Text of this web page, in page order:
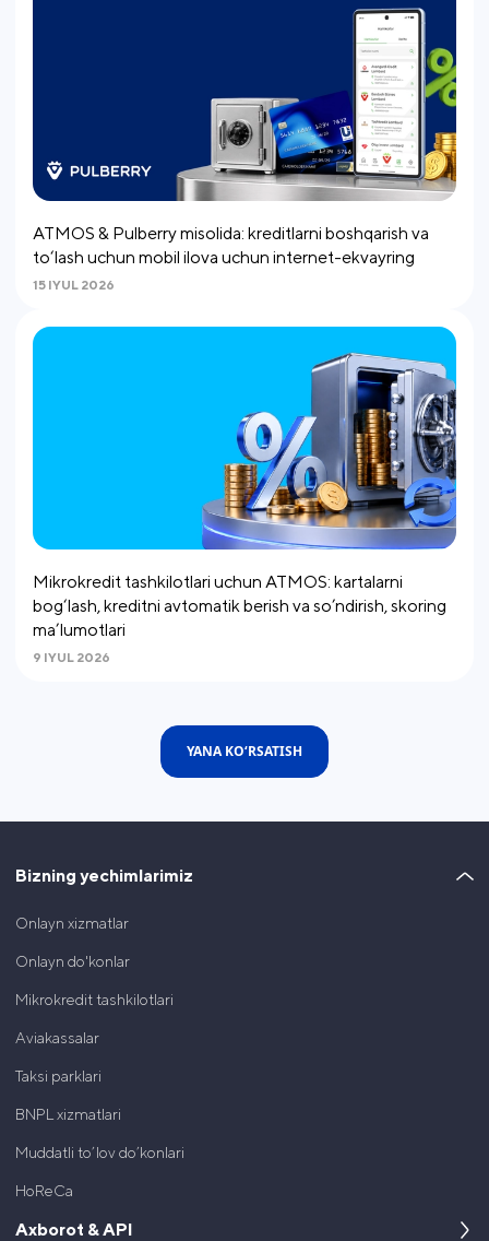
ATMOS & Pulberry misolida: kreditlarni boshqarish va
to‘lash uchun mobil ilova uchun internet-ekvayring
15 IYUL 2026
Mikrokredit tashkilotlari uchun ATMOS: kartalarni
bog‘lash, kreditni avtomatik berish va so’ndirish, skoring
ma’lumotlari
9 IYUL 2026
YANA KO‘RSATISH
Bizning yechimlarimiz
Onlayn xizmatlar
Onlayn do'konlar
Mikrokredit tashkilotlari
Aviakassalar
Taksi parklari
BNPL xizmatlari
Muddatli to’lov do’konlari
HoReCa
Axborot & API